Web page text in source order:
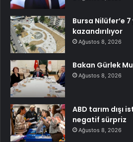
Bursa Nilüfer’e
kazandırılıyor
Ağustos 8, 2026
Bakan Gürlek
Ağustos 8, 2026
ABD tarım dışı
negatif sürpriz
Ağustos 8, 2026